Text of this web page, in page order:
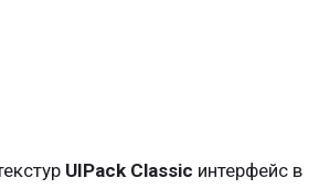
UIPack Classic интерфейс в